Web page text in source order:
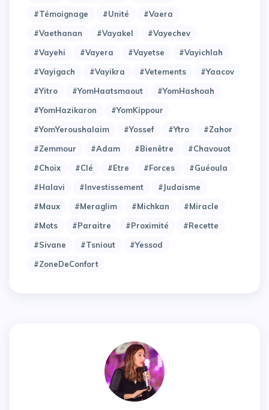
#Témoignage
#Unité
#Vaera
#Vaethanan
#Vayakel
#Vayechev
#Vayehi
#Vayera #Vayetse
#Vayichlah
#Vayigach
#Vayikra #Vetements
#Yaacov
#Yitro
#YomHaatsmaout
#YomHashoah
#YomHazikaron
#YomKippour
#YomYeroushalaim
#Yossef #Ytro
#Zahor
#Zemmour
#adam #bienêtre
#chavouot
#choix
#clé #etre #forces
#guéoula
#halavi
#investissement
#judaisme
#maux
#meraglim #michkan
#miracle
#mots
#paraitre #proximité
#recette
#sivane
#tsniout
#yessod
#zoneDeConfort